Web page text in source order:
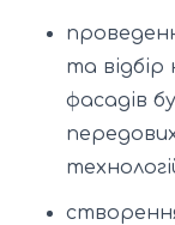
та
фасадів